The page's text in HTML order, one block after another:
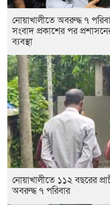
নোয়াখালীতে অবরুদ্ধ ৭
সংবাদ প্রকাশের পর
ব্যবস্থা
নোয়াখালীতে ১১২ বছরের
অবরুদ্ধ ৭ পরিবার